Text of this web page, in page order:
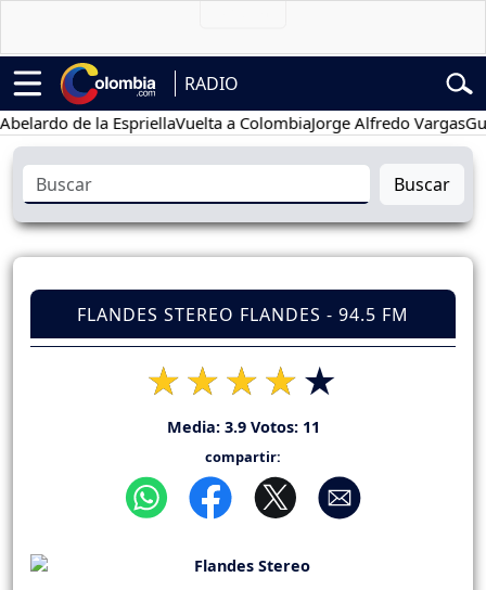
RADIO
de la EspriellaVuelta a ColombiaJorge Alfredo Vargas
Buscar
FLANDES STEREO FLANDES - 94.5 FM
Media: 3.9Votos: 11
compartir: